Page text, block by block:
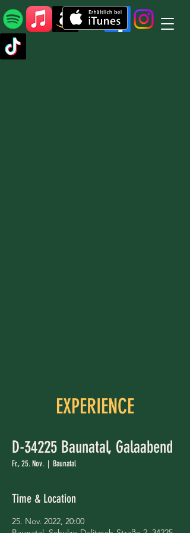
EXPERIENCE
D-34225 Baunatal, Galaabend
Fr., 25. Nov.
  |
Baunatal
Time & Location
25. Nov. 2022, 20:00